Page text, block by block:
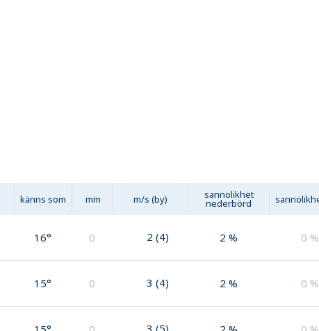
känns som mm m/s (by) sannolikhet
nederbörd
16° 0 2 (4) 2 % 0 %
15° 0 3 (4) 2 % 0 %
3 (5)